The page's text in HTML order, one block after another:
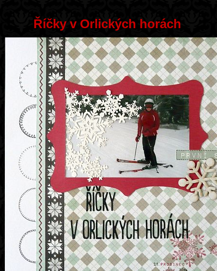
Říčky v Orlických horách